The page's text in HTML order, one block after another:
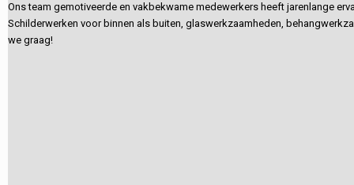
Ons team gemotiveerde en vakbekwame medewerkers heeft jarenlange
Schilderwerken voor binnen als buiten, glaswerkzaamheden,
we graag!